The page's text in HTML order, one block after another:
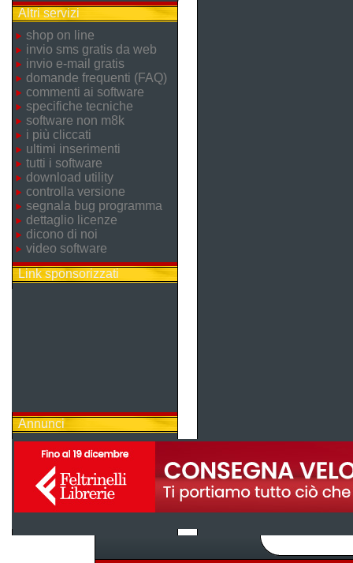
Altri servizi
shop on line
invio sms gratis da web
invio e-mail gratis
domande frequenti (FAQ)
commenti ai software
specifiche tecniche
software non m8k
i più cliccati
ultimi inserimenti
tutti i software
download utility
controlla versione
segnala bug programma
dettaglio licenze
dicono di noi
video software
Link sponsorizzati
Annunci